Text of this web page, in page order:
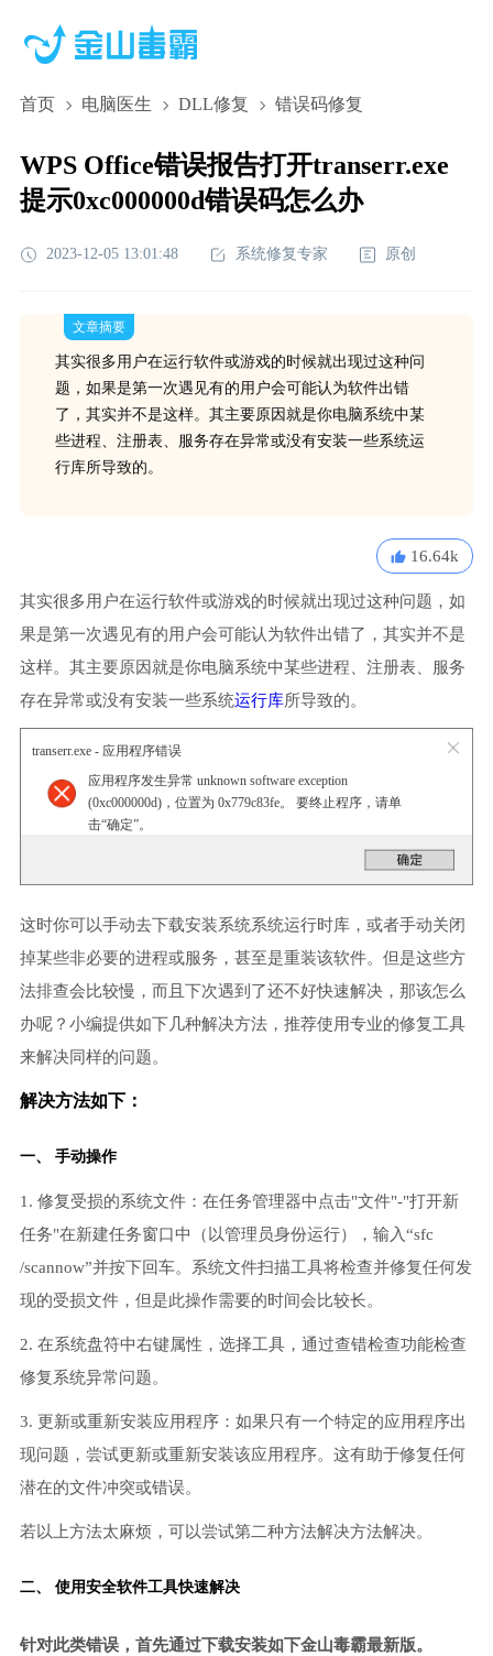
首页 电脑医生 DLL修复 错误码修复
WPS Office错误报告打开transerr.exe
提示0xc000000d错误码怎么办
2023-12-05 13:01:48 系统修复专家 原创
文章摘要
其实很多用户在运行软件或游戏的时候就出现过这种问
题，如果是第一次遇见有的用户会可能认为软件出错
了，其实并不是这样。其主要原因就是你电脑系统中某
些进程、注册表、服务存在异常或没有安装一些系统运
行库所导致的。
16.64k
其实很多用户在运行软件或游戏的时候就出现过这种问题，如
果是第一次遇见有的用户会可能认为软件出错了，其实并不是
这样。其主要原因就是你电脑系统中某些进程、注册表、服务
存在异常或没有安装一些系统运行库所导致的。
transerr.exe - 应用程序错误
应用程序发生异常 unknown software exception
(0xc000000d)，位置为 0x779c83fe。 要终止程序，请单
击“确定”。
这时你可以手动去下载安装系统系统运行时库，或者手动关闭
掉某些非必要的进程或服务，甚至是重装该软件。但是这些方
法排查会比较慢，而且下次遇到了还不好快速解决，那该怎么
办呢？小编提供如下几种解决方法，推荐使用专业的修复工具
来解决同样的问题。
解决方法如下：
一、 手动操作
1. 修复受损的系统文件：在任务管理器中点击"文件"-"打开新
任务"在新建任务窗口中（以管理员身份运行），输入“sfc
/scannow”并按下回车。系统文件扫描工具将检查并修复任何发
现的受损文件，但是此操作需要的时间会比较长。
2. 在系统盘符中右键属性，选择工具，通过查错检查功能检查
修复系统异常问题。
3. 更新或重新安装应用程序：如果只有一个特定的应用程序出
现问题，尝试更新或重新安装该应用程序。这有助于修复任何
潜在的文件冲突或错误。
若以上方法太麻烦，可以尝试第二种方法解决方法解决。
二、 使用安全软件工具快速解决
针对此类错误，首先通过下载安装如下金山毒霸最新版。